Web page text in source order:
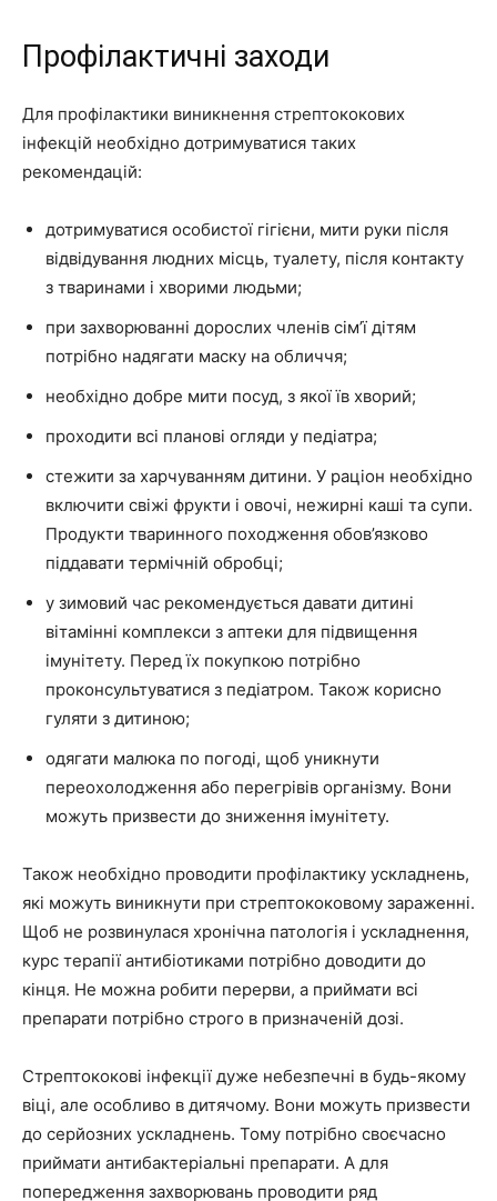
Профілактичні заходи
Для профілактики виникнення стрептококових
інфекцій необхідно дотримуватися таких
рекомендацій:
дотримуватися особистої гігієни, мити руки після
відвідування людних місць, туалету, після контакту
з тваринами і хворими людьми;
при захворюванні дорослих членів сім’ї дітям
потрібно надягати маску на обличчя;
необхідно добре мити посуд, з якої їв хворий;
проходити всі планові огляди у педіатра;
стежити за харчуванням дитини. У раціон необхідно
включити свіжі фрукти і овочі, нежирні каші та супи.
Продукти тваринного походження обов’язково
піддавати термічній обробці;
у зимовий час рекомендується давати дитині
вітамінні комплекси з аптеки для підвищення
імунітету. Перед їх покупкою потрібно
проконсультуватися з педіатром. Також корисно
гуляти з дитиною;
одягати малюка по погоді, щоб уникнути
переохолодження або перегрівів організму. Вони
можуть призвести до зниження імунітету.
Також необхідно проводити профілактику ускладнень,
які можуть виникнути при стрептококовому зараженні.
Щоб не розвинулася хронічна патологія і ускладнення,
курс терапії антибіотиками потрібно доводити до
кінця. Не можна робити перерви, а приймати всі
препарати потрібно строго в призначеній дозі.
Стрептококові інфекції дуже небезпечні в будь-якому
віці, але особливо в дитячому. Вони можуть призвести
до серйозних ускладнень. Тому потрібно своєчасно
приймати антибактеріальні препарати. А для
попередження захворювань проводити ряд